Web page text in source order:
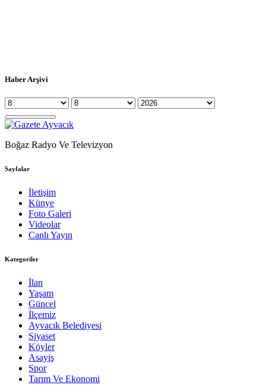
Haber Arşivi
Boğaz Radyo Ve Televizyon
Sayfalar
İletişim
Künye
Foto Galeri
Videolar
Canlı Yayın
Kategoriler
İlan
Yaşam
Güncel
İlçemiz
Ayvacık Belediyesi
Siyaset
Köyler
Asayiş
Spor
Tarım Ve Ekonomi